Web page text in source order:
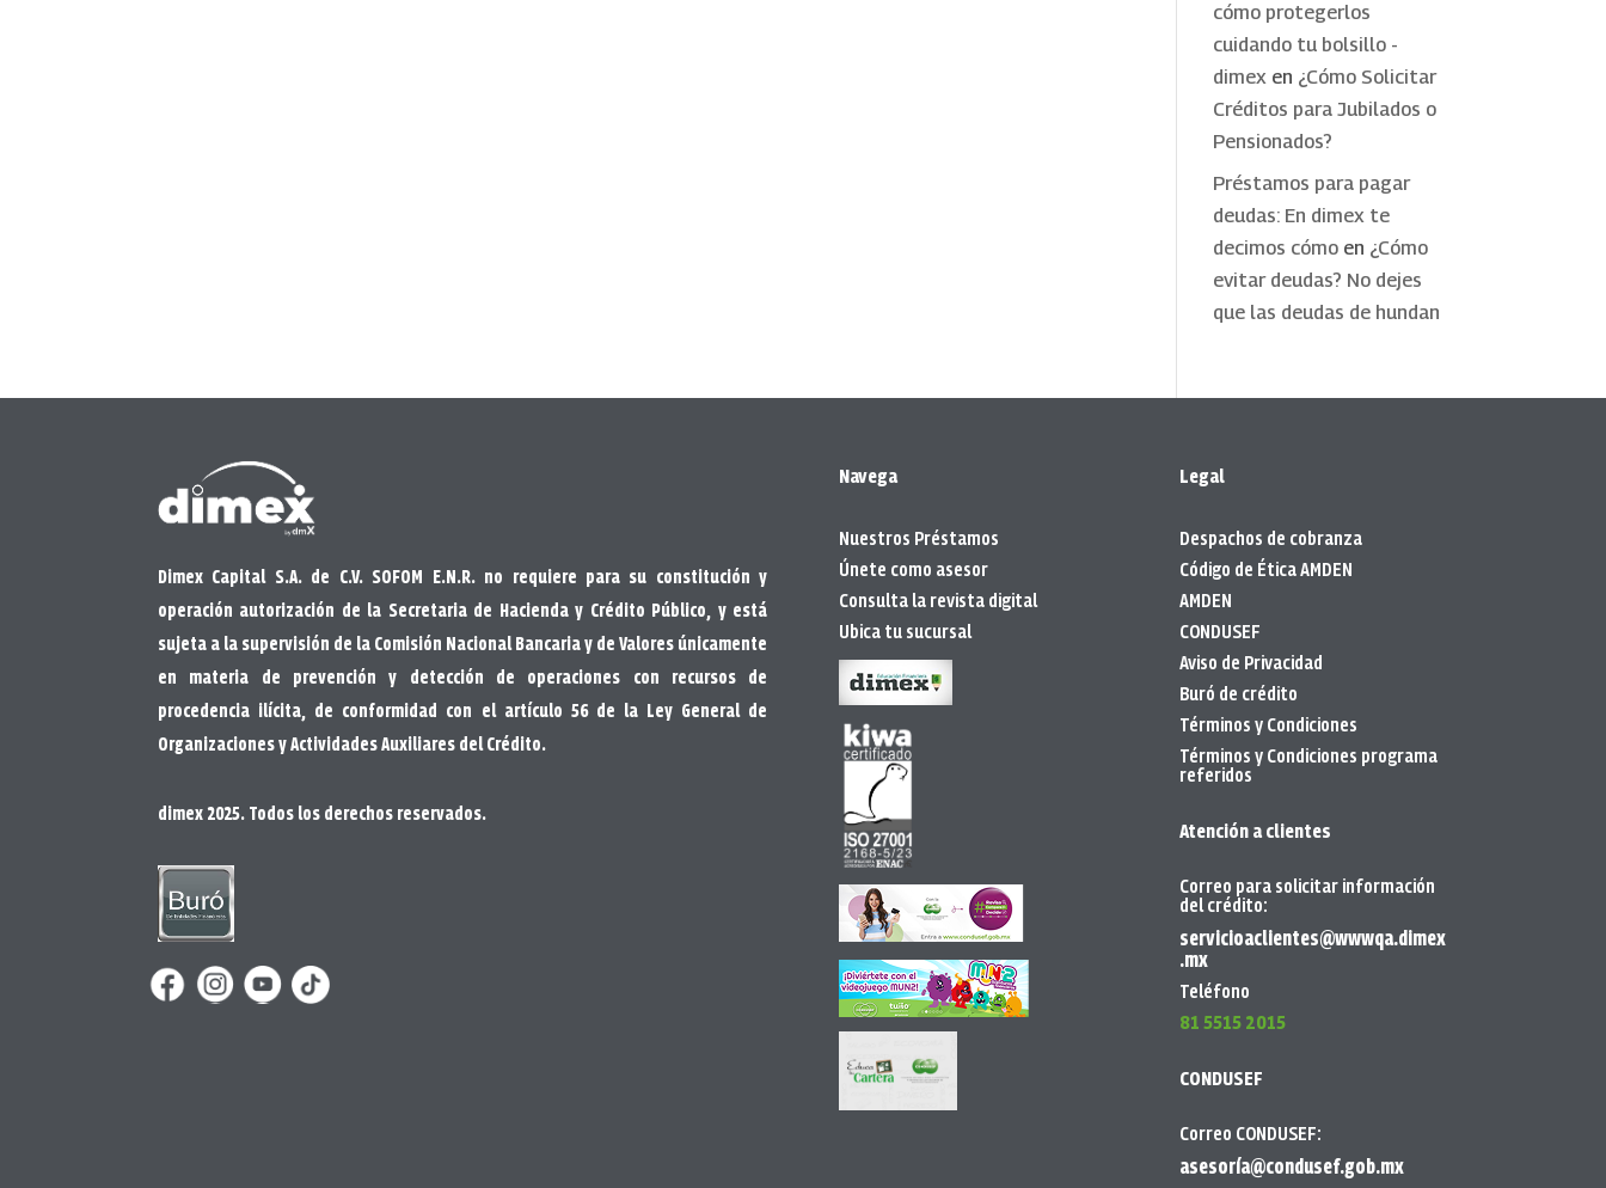
cómo protegerlos
cuidando tu bolsillo -
dimex en ¿Cómo Solicitar
Créditos para Jubilados o
Pensionados?
Préstamos para pagar
deudas: En dimex te
decimos cómo en ¿Cómo
evitar deudas? No dejes
que las deudas de hundan
Dimex Capital S.A. de C.V. SOFOM E.N.R. no requiere para su constitución y
operación autorización de la Secretaria de Hacienda y Crédito Público, y está
sujeta a la supervisión de la Comisión Nacional Bancaria y de Valores únicamente
en materia de prevención y detección de operaciones con recursos de
procedencia ilícita, de conformidad con el artículo 56 de la Ley General de
Organizaciones y Actividades Auxiliares del Crédito.
dimex 2025. Todos los derechos reservados.
Navega
Nuestros Préstamos
Únete como asesor
Consulta la revista digital
Ubica tu sucursal
Legal
Despachos de cobranza
Código de Ética AMDEN
AMDEN
CONDUSEF
Aviso de Privacidad
Buró de crédito
Términos y Condiciones
Términos y Condiciones programa
referidos
Atención a clientes
Correo para solicitar información
del crédito:
servicioaclientes@wwwqa.dimex
.mx
Teléfono
81 5515 2015
CONDUSEF
Correo CONDUSEF:
asesoría@condusef.gob.mx